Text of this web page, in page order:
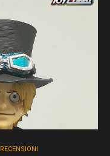
RECENSIONI